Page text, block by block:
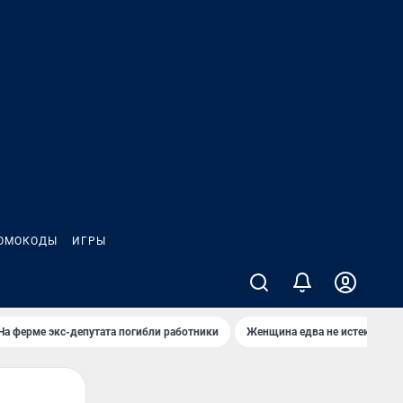
ИГРЫ
ферме экс-депутата погибли работники Женщина едва не истекла